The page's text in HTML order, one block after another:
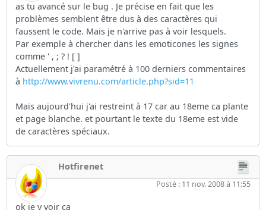
as tu avancé sur le bug . Je précise en fait que les
problèmes semblent être dus à des caractères qui
faussent le code. Mais je n'arrive pas à voir lesquels.
Par exemple à chercher dans les emoticones les signes
comme ' , ; ? ! [ ]
Actuellement j'ai paramétré à 100 derniers commentaires
à http://www.vivrenu.com/article.php?sid=11
Mais aujourd'hui j'ai restreint à 17 car au 18eme ca plante
et page blanche. et pourtant le texte du 18eme est vide
de caractères spéciaux.
Hotfirenet
Posté : 11 nov. 2008 à 11:55
ok je v voir ca